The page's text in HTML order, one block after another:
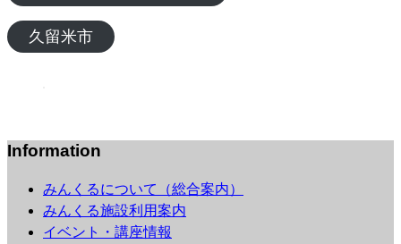
久留米市
Information
みんくるについて（総合案内）
みんくる施設利用案内
イベント・講座情報